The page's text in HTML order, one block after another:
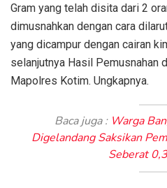
Gram yang telah disita dari 2
dimusnahkan dengan cara
yang dicampur dengan cairan
selanjutnya Hasil Pemusnahan
Mapolres Kotim. Ungkapnya.
Baca juga : Warga
Digelandang Saksikan
Seberat